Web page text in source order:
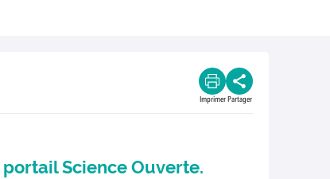
Imprimer Partager
portail Science Ouverte.